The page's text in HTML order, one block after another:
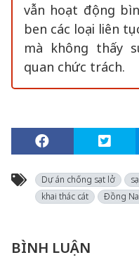
vẫn hoạt động
ben các loại liên
mà không thấy
quan chức trách.
Dự án chống sạt lở
khai thác cát
Đồng
BÌNH LUẬN